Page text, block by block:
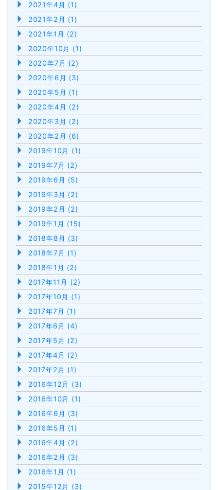
2021年4月 (1)
2021年2月 (1)
2021年1月 (2)
2020年10月 (1)
2020年7月 (2)
2020年6月 (3)
2020年5月 (1)
2020年4月 (2)
2020年3月 (2)
2020年2月 (6)
2019年10月 (1)
2019年7月 (2)
2019年6月 (5)
2019年3月 (2)
2019年2月 (2)
2019年1月 (15)
2018年8月 (3)
2018年7月 (1)
2018年1月 (2)
2017年11月 (2)
2017年10月 (1)
2017年7月 (1)
2017年6月 (4)
2017年5月 (2)
2017年4月 (2)
2017年2月 (1)
2016年12月 (3)
2016年10月 (1)
2016年6月 (3)
2016年5月 (1)
2016年4月 (2)
2016年2月 (3)
2016年1月 (1)
2015年12月 (3)